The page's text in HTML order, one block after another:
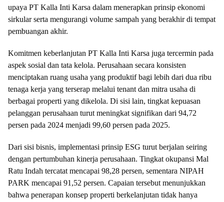
upaya PT Kalla Inti Karsa dalam menerapkan prinsip ekonomi
sirkular serta mengurangi volume sampah yang berakhir di tempat
pembuangan akhir.
Komitmen keberlanjutan PT Kalla Inti Karsa juga tercermin pada
aspek sosial dan tata kelola. Perusahaan secara konsisten
menciptakan ruang usaha yang produktif bagi lebih dari dua ribu
tenaga kerja yang terserap melalui tenant dan mitra usaha di
berbagai properti yang dikelola. Di sisi lain, tingkat kepuasan
pelanggan perusahaan turut meningkat signifikan dari 94,72
persen pada 2024 menjadi 99,60 persen pada 2025.
Dari sisi bisnis, implementasi prinsip ESG turut berjalan seiring
dengan pertumbuhan kinerja perusahaan. Tingkat okupansi Mal
Ratu Indah tercatat mencapai 98,28 persen, sementara NIPAH
PARK mencapai 91,52 persen. Capaian tersebut menunjukkan
bahwa penerapan konsep properti berkelanjutan tidak hanya